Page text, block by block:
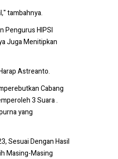
tambahnya.
Pengurus HIPSI
Juga Menitipkan
Astreanto.
Cabang
3 Suara .
yang
Sesuai Dengan Hasil
Masing-Masing